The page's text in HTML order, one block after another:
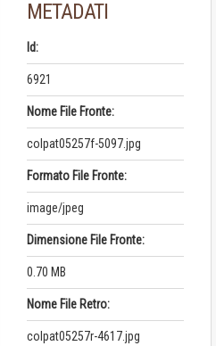
METADATI
Id:
6921
Nome File Fronte:
colpat05257f-5097.jpg
Formato File Fronte:
image/jpeg
Dimensione File Fronte:
0.70 MB
Nome File Retro:
colpat05257r-4617.jpg